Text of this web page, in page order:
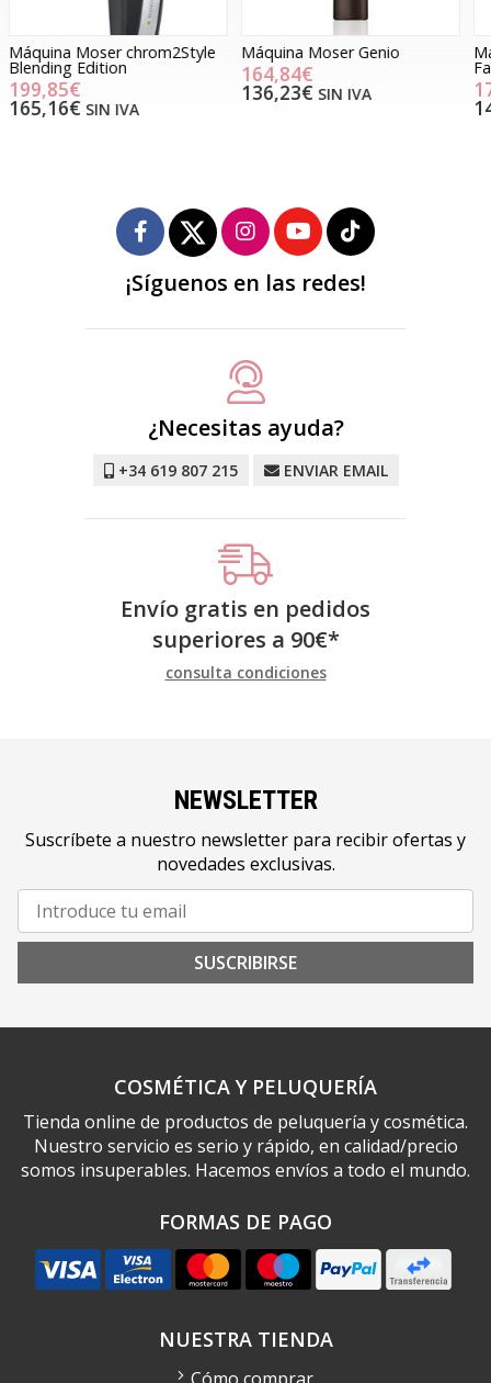
Máquina Moser Genio
164,84€
136,23€
Máquina Moser Genio Pro
Fading Edition
172,24€
142,35€
¡Síguenos en las redes!
¿Necesitas ayuda?
+34 619 807 215 ENVIAR EMAIL
Envío gratis en pedidos
superiores a 90€*
consulta condiciones
NEWSLETTER
Suscríbete a nuestro newsletter para recibir ofertas y
novedades exclusivas.
SUSCRIBIRSE
COSMÉTICA Y PELUQUERÍA
Tienda online de productos de peluquería y cosmética.
Nuestro servicio es serio y rápido, en calidad/precio
somos insuperables. Hacemos envíos a todo el mundo.
FORMAS DE PAGO
NUESTRA TIENDA